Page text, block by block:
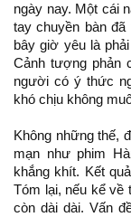
ngày nay. Một cái
tay chuyền bàn
bây giờ yêu là
Cảnh tượng phản
người có ý thức
khó chịu không
Không những thế,
mạn như phim
khắng khít. Kết
Tóm lại, nếu kể về
còn dài dài. Vấn